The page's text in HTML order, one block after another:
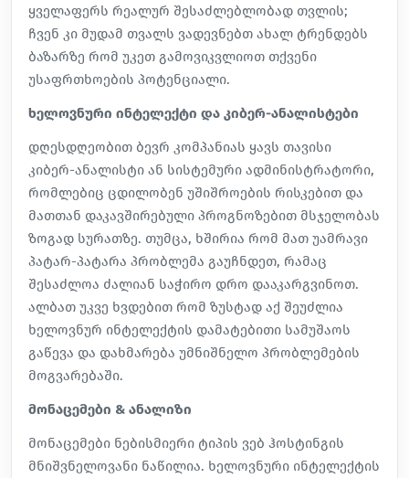
ყველაფერს რეალურ შესაძლებლობად თვლის;
ჩვენ კი მუდამ თვალს ვადევნებთ ახალ ტრენდებს
ბაზარზე რომ უკეთ გამოვიკვლიოთ თქვენი
უსაფრთხოების პოტენციალი.
ხელოვნური ინტელექტი და კიბერ-ანალისტები
დღესდღეობით ბევრ კომპანიას ყავს თავისი
კიბერ-ანალისტი ან სისტემური ადმინისტრატორი,
რომლებიც ცდილობენ უშიშროების რისკებით და
მათთან დაკავშირებული პროგნოზებით მსჯელობას
ზოგად სურათზე. თუმცა, ხშირია რომ მათ უამრავი
პატარ-პატარა პრობლემა გაუჩნდეთ, რამაც
შესაძლოა ძალიან საჭირო დრო დააკარგვინოთ.
ალბათ უკვე ხვდებით რომ ზუსტად აქ შეუძლია
ხელოვნურ ინტელექტის დამატებითი სამუშაოს
გაწევა და დახმარება უმნიშნელო პრობლემების
მოგვარებაში.
მონაცემები & ანალიზი
მონაცემები ნებისმიერი ტიპის ვებ ჰოსტინგის
მნიშვნელოვანი ნაწილია. ხელოვნური ინტელექტის